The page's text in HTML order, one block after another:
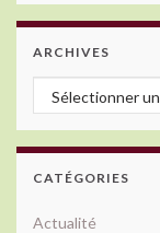
ARCHIVES
Archives
CATÉGORIES
Actualité